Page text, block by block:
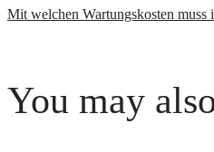
Mit welchen Wartungskosten muss
You may